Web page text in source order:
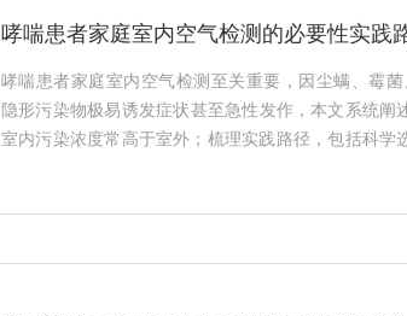
哮喘患者家庭室内空气检测的必要性实践
哮喘患者家庭室内空气检测至关重要，因尘螨、霉
隐形污染物极易诱发症状甚至急性发作，本文系统
室内污染浓度常高于室外；梳理实践路径，包括科学